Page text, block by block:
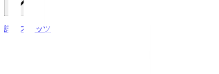
詳細スタッツ